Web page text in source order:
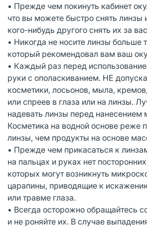
• Прежде чем покинуть кабинет
что вы можете быстро снять линзы
кого-нибудь другого снять их за
• Никогда не носите линзы больше
который рекомендовал вам ваш
• Каждый раз перед
руки с ополаскиванием. НЕ
косметики, лосьонов, мыла,
или спреев в глаза или на линзы.
надевать линзы перед нанесением
Косметика на водной основе реже
линзы, чем продукты на основе
• Прежде чем прикасаться к
на пальцах и руках нет
которых могут возникнуть
царапины, приводящие к
или травме глаза.
• Всегда осторожно обращайтесь
и не роняйте их. В случае